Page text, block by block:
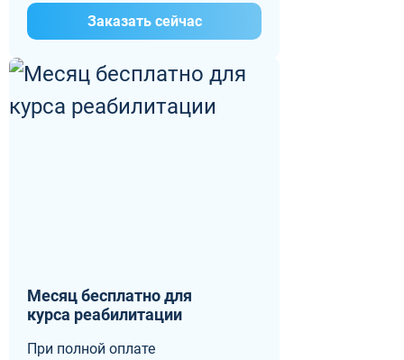
Заказать сейчас
Месяц бесплатно для
курса реабилитации
При полной оплате